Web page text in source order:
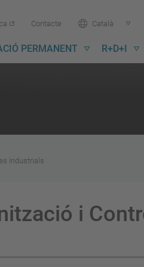
Contacte Idioma:Català
PERMANENT R+D+I
Industrials
i